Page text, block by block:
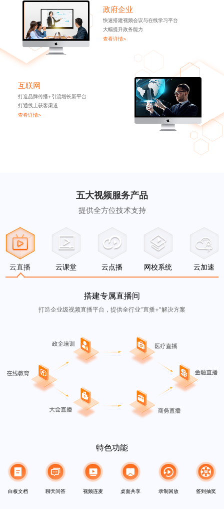
政府企业
快速搭建视频会议与在线学习平台
大幅提升政务能力
查看详情>
互联网
打造品牌传播+引流增长新平台
打通线上获客渠道
查看详情>
五大视频服务产品
提供全方位技术支持
云直播 云课堂 云点播 网校系统 云加速
搭建专属直播间
打造企业级视频直播平台，提供全行业“直播+”解决方案
特色功能
白板文档 聊天问答 视频连麦 桌面共享 录制回放 签到抽奖